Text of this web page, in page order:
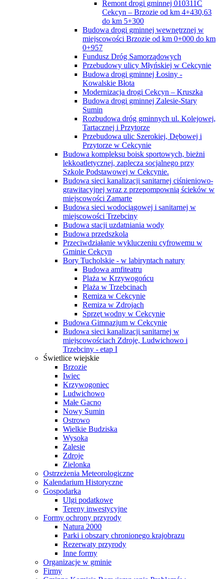
Remont drogi gminnej 010311C
Cekcyn – Brzozie od km 4+430,63
do km 5+300
Budowa drogi gminnej wewnętrznej w
miejscowości Brzozie od km 0+000 do km
0+957
Fundusz Dróg Samorządowych
Przebudowy ulicy Młyńskiej w Cekcynie
Budowa drogi gminnej Łosiny -
Kowalskie Błota
Modernizacja drogi Cekcyn – Kruszka
Budowa drogi gminnej Zalesie-Stary
Sumin
Rozbudowa dróg gminnych ul. Kolejowej,
Tartacznej i Przytorze
Przebudowa ulic Szerokiej, Dębowej i
Przytorze w Cekcynie
Budowa kompleksu boisk sportowych, bieżni
lekkoatletycznej, zaplecza socjalnego przy
Szkole Podstawowej w Cekcynie.
Budowa sieci kanalizacji sanitarnej ciśnieniowo-
grawitacyjnej wraz z przepompownią ścieków w
miejscowości Zamarte
Budowa sieci wodociągowej i sanitarnej w
miejscowości Trzebciny
Budowa stacji uzdatniania wody
Budowa przedszkola
Przeciwdziałanie wykluczeniu cyfrowemu w
Gminie Cekcyn
Bory Tucholskie - w labiryntach natury
Budowa amfiteatru
Plaża w Krzywogońcu
Plaża w Trzebcinach
Remiza w Cekcynie
Remiza w Zdrojach
Sprzęt wodny w Cekcynie
Budowa Gimnazjum w Cekcynie
Budowa sieci kanalizacji sanitarnej w
miejscowościach Zdroje, Ludwichowo i
Trzebciny - etap I
Świetlice wiejskie
Brzozie
Iwiec
Krzywogoniec
Ludwichowo
Małe Gacno
Nowy Sumin
Ostrowo
Wielkie Budziska
Wysoka
Zalesie
Zdroje
Zielonka
Ostrzeżenia Meteorologiczne
Kalendarium Historyczne
Gospodarka
Ulgi podatkowe
Tereny inwestycyjne
Formy ochrony przyrody
Natura 2000
Parki i obszary chronionego krajobrazu
Rezerwaty przyrody
Inne formy
Organizacje w gminie
Firmy